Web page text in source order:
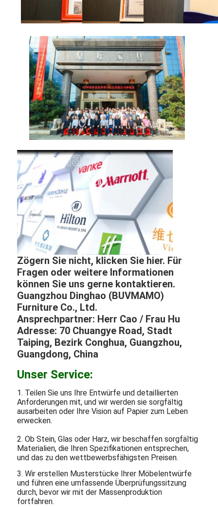
Zögern Sie nicht, klicken Sie hier. Für
Fragen oder weitere Informationen
können Sie uns gerne kontaktieren.
Guangzhou Dinghao (BUVMAMO)
Furniture Co., Ltd.
Ansprechpartner: Herr Cao / Frau Hu
Adresse: 70 Chuangye Road, Stadt
Taiping, Bezirk Conghua, Guangzhou,
Guangdong, China
Unser Service:
1. Teilen Sie uns Ihre Entwürfe und detaillierten
Anforderungen mit, und wir werden sie sorgfältig
ausarbeiten oder Ihre Vision auf Papier zum Leben
erwecken.
2. Ob Stein, Glas oder Harz, wir beschaffen sorgfältig
Materialien, die Ihren Spezifikationen entsprechen,
und das zu den wettbewerbsfähigsten Preisen.
3. Wir erstellen Musterstücke Ihrer Möbelentwürfe
und führen eine umfassende Überprüfungssitzung
durch, bevor wir mit der Massenproduktion
fortfahren.